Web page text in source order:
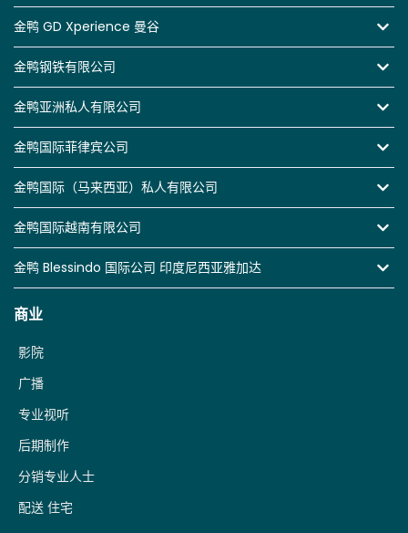
金鸭 GD Xperience 曼谷
金鸭钢铁有限公司
金鸭亚洲私人有限公司
金鸭国际菲律宾公司
金鸭国际（马来西亚）私人有限公司
金鸭国际越南有限公司
金鸭 Blessindo 国际公司 印度尼西亚雅加达
商业
配送 住宅
分销专业人士
后期制作
专业视听
广播
影院